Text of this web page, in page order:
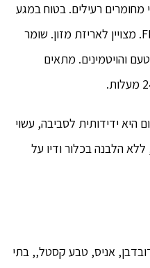
מחומרים רעילים. בטוח במגע
עם מזון לפי התקן האירופאי וה-FDA. מצויין לאריזת מזון. שומר
והויטמינים. מתאים
היא ידידותית לסביבה, עשוי
הלבנה בכלור ודיו על
אניס, טבע קסטל,, בתי